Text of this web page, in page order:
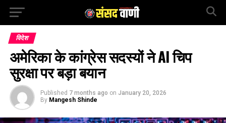
विदेश
अमेरिका के कांग्रेस सदस्यों ने AI चिप
सुरक्षा पर बड़ा बयान
Published 7 months ago on January 20, 2026
By Mangesh Shinde